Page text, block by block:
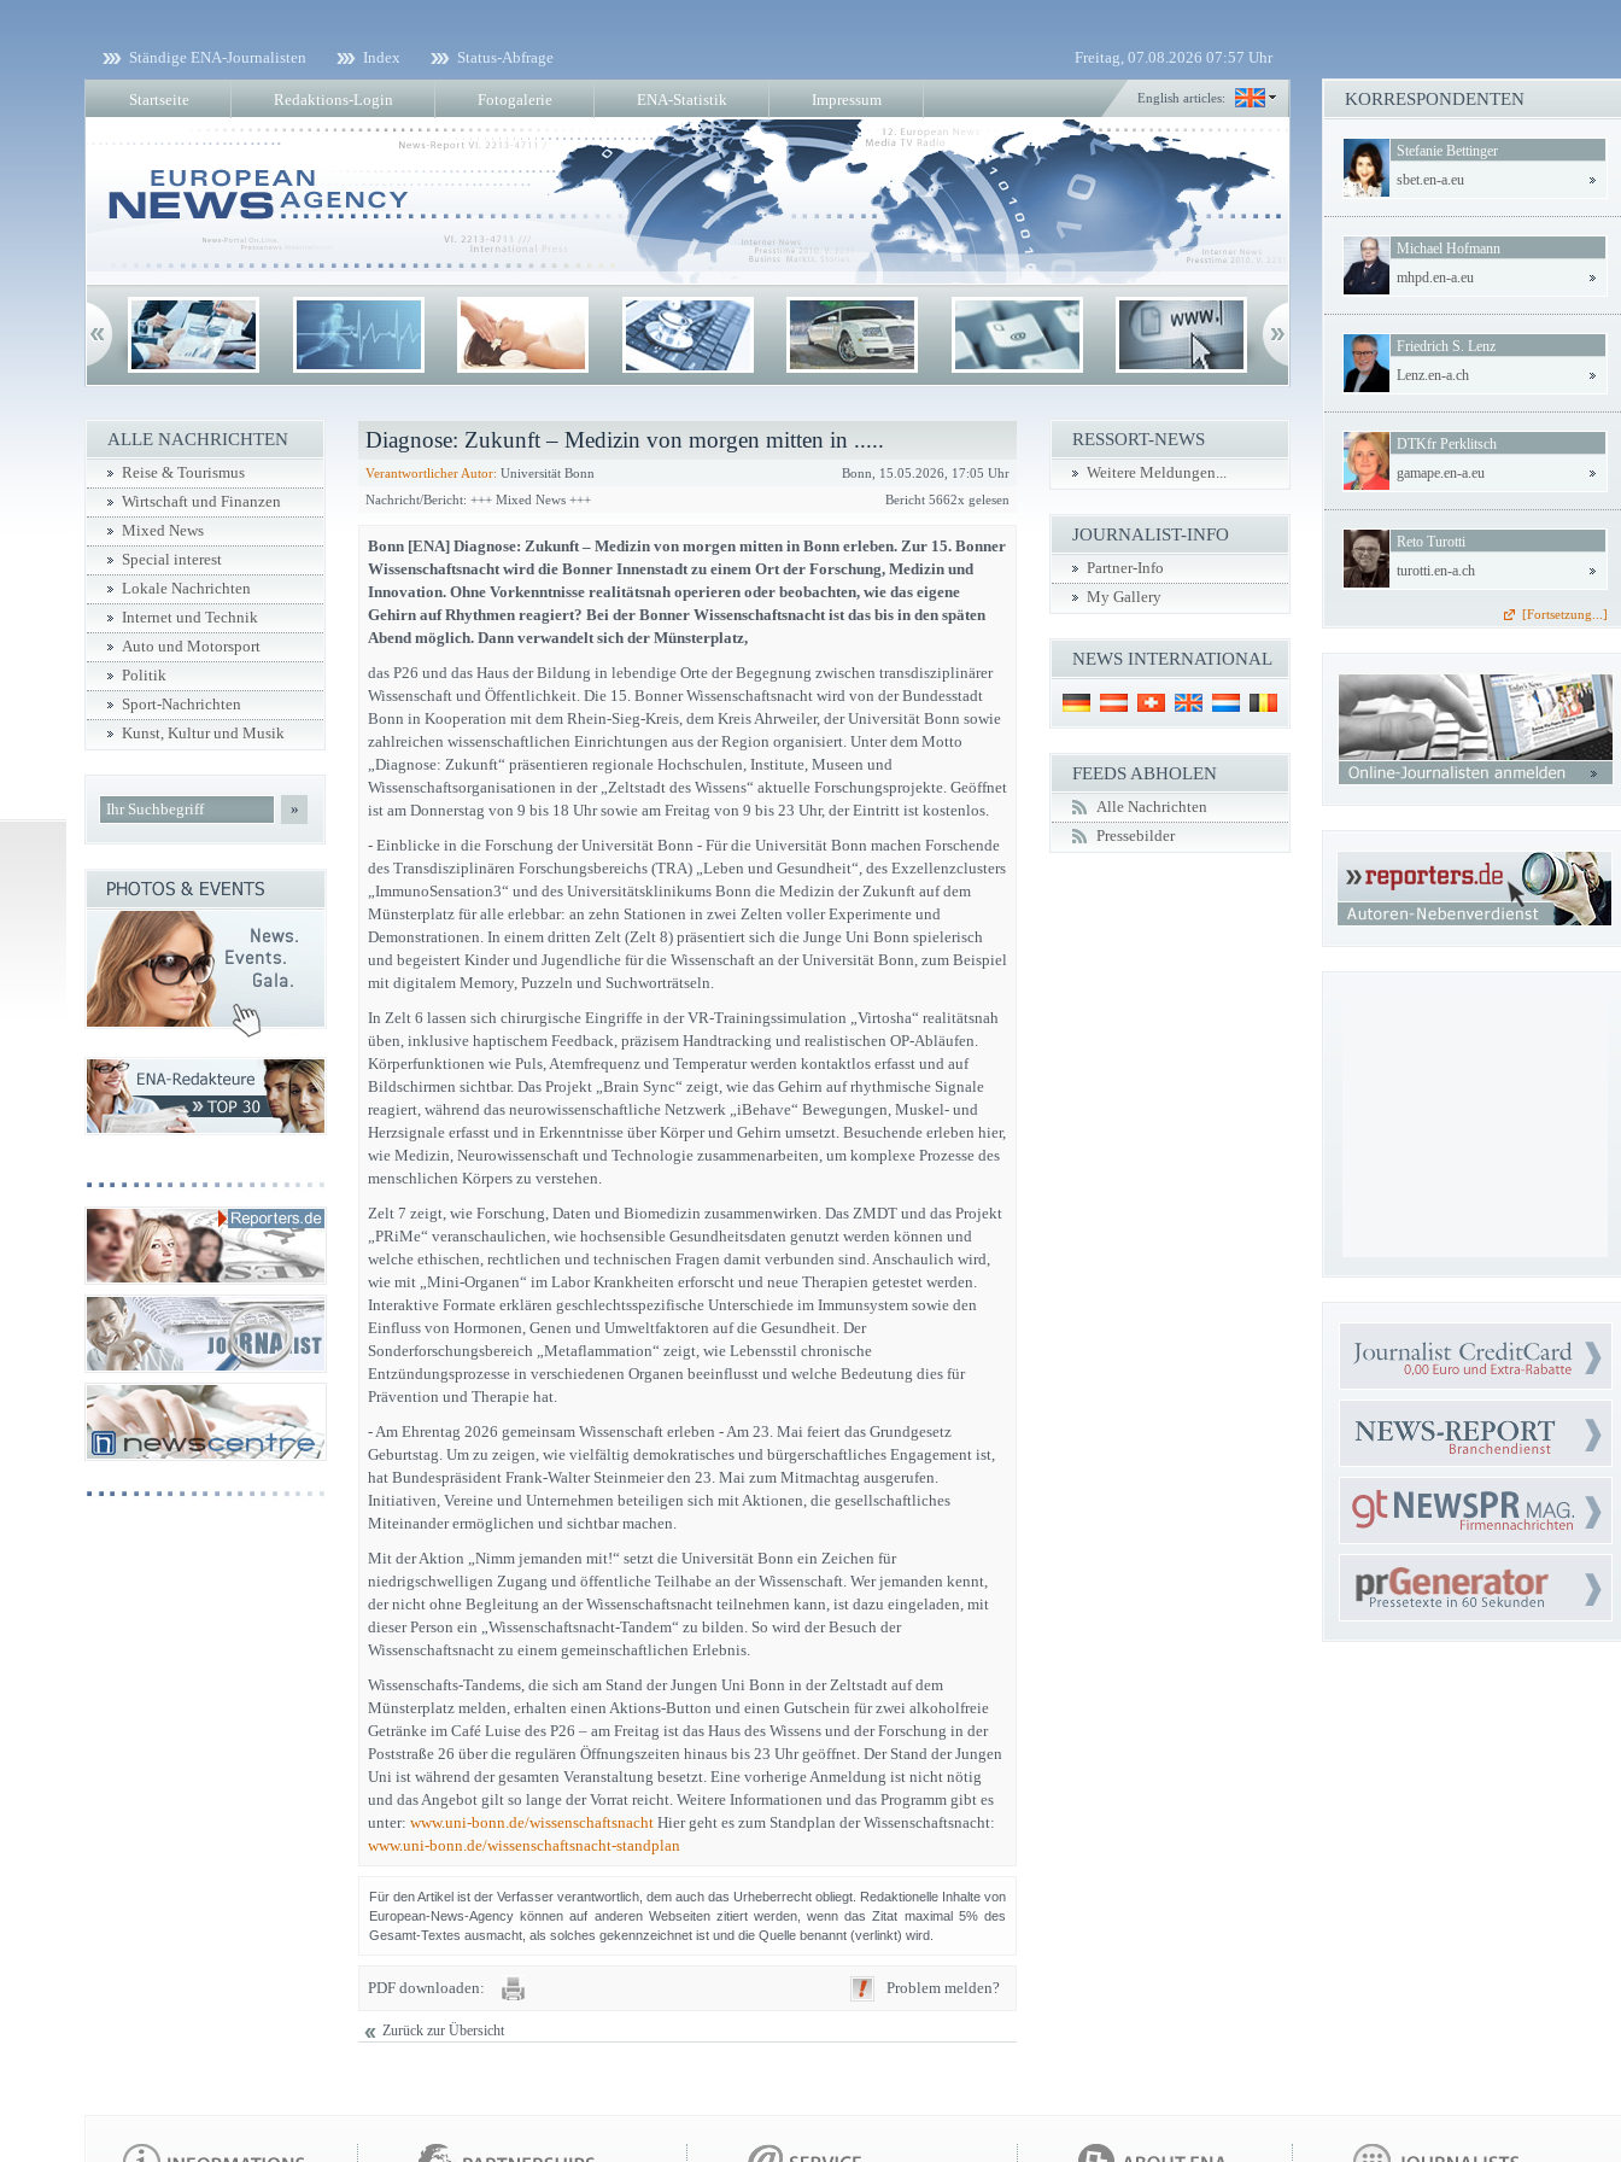
Ständige ENA-Journalisten Index Status-Abfrage Freitag, 07.08.2026 07:57 Uhr
Startseite Redaktions-Login Fotogalerie ENA-Statistik Impressum English articles:
Diagnose: Zukunft – Medizin von morgen mitten in .....
Verantwortlicher Autor: Universität Bonn
Bonn, 15.05.2026, 17:05 Uhr
Nachricht/Bericht: +++ Mixed News +++
Bericht 5662x gelesen
Bonn [ENA] Diagnose: Zukunft – Medizin von morgen mitten in Bonn erleben. Zur 15. Bonner
Wissenschaftsnacht wird die Bonner Innenstadt zu einem Ort der Forschung, Medizin und
Innovation. Ohne Vorkenntnisse realitätsnah operieren oder beobachten, wie das eigene
Gehirn auf Rhythmen reagiert? Bei der Bonner Wissenschaftsnacht ist das bis in den späten
Abend möglich. Dann verwandelt sich der Münsterplatz,
das P26 und das Haus der Bildung in lebendige Orte der Begegnung zwischen transdisziplinärer
Wissenschaft und Öffentlichkeit. Die 15. Bonner Wissenschaftsnacht wird von der Bundesstadt
Bonn in Kooperation mit dem Rhein-Sieg-Kreis, dem Kreis Ahrweiler, der Universität Bonn sowie
zahlreichen wissenschaftlichen Einrichtungen aus der Region organisiert. Unter dem Motto
„Diagnose: Zukunft“ präsentieren regionale Hochschulen, Institute, Museen und
Wissenschaftsorganisationen in der „Zeltstadt des Wissens“ aktuelle Forschungsprojekte. Geöffnet
ist am Donnerstag von 9 bis 18 Uhr sowie am Freitag von 9 bis 23 Uhr, der Eintritt ist kostenlos.
- Einblicke in die Forschung der Universität Bonn - Für die Universität Bonn machen Forschende
des Transdisziplinären Forschungsbereichs (TRA) „Leben und Gesundheit“, des Exzellenzclusters
„ImmunoSensation3“ und des Universitätsklinikums Bonn die Medizin der Zukunft auf dem
Münsterplatz für alle erlebbar: an zehn Stationen in zwei Zelten voller Experimente und
Demonstrationen. In einem dritten Zelt (Zelt 8) präsentiert sich die Junge Uni Bonn spielerisch
und begeistert Kinder und Jugendliche für die Wissenschaft an der Universität Bonn, zum Beispiel
mit digitalem Memory, Puzzeln und Suchworträtseln.
In Zelt 6 lassen sich chirurgische Eingriffe in der VR-Trainingssimulation „Virtosha“ realitätsnah
üben, inklusive haptischem Feedback, präzisem Handtracking und realistischen OP-Abläufen.
Körperfunktionen wie Puls, Atemfrequenz und Temperatur werden kontaktlos erfasst und auf
Bildschirmen sichtbar. Das Projekt „Brain Sync“ zeigt, wie das Gehirn auf rhythmische Signale
reagiert, während das neurowissenschaftliche Netzwerk „iBehave“ Bewegungen, Muskel- und
Herzsignale erfasst und in Erkenntnisse über Körper und Gehirn umsetzt. Besuchende erleben hier,
wie Medizin, Neurowissenschaft und Technologie zusammenarbeiten, um komplexe Prozesse des
menschlichen Körpers zu verstehen.
Zelt 7 zeigt, wie Forschung, Daten und Biomedizin zusammenwirken. Das ZMDT und das Projekt
„PRiMe“ veranschaulichen, wie hochsensible Gesundheitsdaten genutzt werden können und
welche ethischen, rechtlichen und technischen Fragen damit verbunden sind. Anschaulich wird,
wie mit „Mini-Organen“ im Labor Krankheiten erforscht und neue Therapien getestet werden.
Interaktive Formate erklären geschlechtsspezifische Unterschiede im Immunsystem sowie den
Einfluss von Hormonen, Genen und Umweltfaktoren auf die Gesundheit. Der
Sonderforschungsbereich „Metaflammation“ zeigt, wie Lebensstil chronische
Entzündungsprozesse in verschiedenen Organen beeinflusst und welche Bedeutung dies für
Prävention und Therapie hat.
- Am Ehrentag 2026 gemeinsam Wissenschaft erleben - Am 23. Mai feiert das Grundgesetz
Geburtstag. Um zu zeigen, wie vielfältig demokratisches und bürgerschaftliches Engagement ist,
hat Bundespräsident Frank-Walter Steinmeier den 23. Mai zum Mitmachtag ausgerufen.
Initiativen, Vereine und Unternehmen beteiligen sich mit Aktionen, die gesellschaftliches
Miteinander ermöglichen und sichtbar machen.
Mit der Aktion „Nimm jemanden mit!“ setzt die Universität Bonn ein Zeichen für
niedrigschwelligen Zugang und öffentliche Teilhabe an der Wissenschaft. Wer jemanden kennt,
der nicht ohne Begleitung an der Wissenschaftsnacht teilnehmen kann, ist dazu eingeladen, mit
dieser Person ein „Wissenschaftsnacht-Tandem“ zu bilden. So wird der Besuch der
Wissenschaftsnacht zu einem gemeinschaftlichen Erlebnis.
Wissenschafts-Tandems, die sich am Stand der Jungen Uni Bonn in der Zeltstadt auf dem
Münsterplatz melden, erhalten einen Aktions-Button und einen Gutschein für zwei alkoholfreie
Getränke im Café Luise des P26 – am Freitag ist das Haus des Wissens und der Forschung in der
Poststraße 26 über die regulären Öffnungszeiten hinaus bis 23 Uhr geöffnet. Der Stand der Jungen
Uni ist während der gesamten Veranstaltung besetzt. Eine vorherige Anmeldung ist nicht nötig
und das Angebot gilt so lange der Vorrat reicht. Weitere Informationen und das Programm gibt es
unter: www.uni-bonn.de/wissenschaftsnacht Hier geht es zum Standplan der Wissenschaftsnacht:
www.uni-bonn.de/wissenschaftsnacht-standplan
Für den Artikel ist der Verfasser verantwortlich, dem auch das Urheberrecht obliegt. Redaktionelle Inhalte von
European-News-Agency können auf anderen Webseiten zitiert werden, wenn das Zitat maximal 5% des
Gesamt-Textes ausmacht, als solches gekennzeichnet ist und die Quelle benannt (verlinkt) wird.
PDF downloaden: Problem melden?
Zurück zur Übersicht
ALLE NACHRICHTEN
Reise & Tourismus
Wirtschaft und Finanzen
Mixed News
Special interest
Lokale Nachrichten
Internet und Technik
Auto und Motorsport
Politik
Sport-Nachrichten
Kunst, Kultur und Musik
»
RESSORT-NEWS
Weitere Meldungen...
JOURNALIST-INFO
Partner-Info
My Gallery
NEWS INTERNATIONAL
FEEDS ABHOLEN
Alle Nachrichten
Pressebilder
KORRESPONDENTEN
Stefanie Bettinger
sbet.en-a.eu
Michael Hofmann
mhpd.en-a.eu
Friedrich S. Lenz
Lenz.en-a.ch
DTKfr Perklitsch
gamape.en-a.eu
Reto Turotti
turotti.en-a.ch
[Fortsetzung...]